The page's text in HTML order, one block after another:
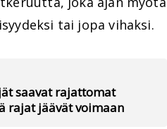
tai jopa vihaksi.
saavat rajattomat
rajat jäävät voimaan